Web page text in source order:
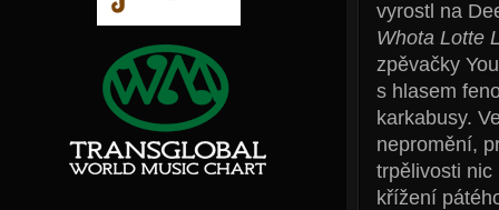
vyrostl na
Whota Lotte
zpěvačky
s hlasem
karkabusy.
nepromění,
trpělivosti
křížení